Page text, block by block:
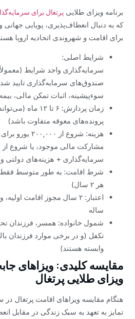
برنامه ویزای طلایی پرتغال برای
که به دنبال انعطاف‌پذیری، پویایی
برای اقامت و شهروندی اتحادیه اروپا
شرایط اصلی:
صندوق‌های سرمایه‌گذاری تایید
سوء‌پیشینه، اثبات تمکن مالی،
زمان پردازش: ۶ تا ۱۲
پرونده‌های معوقه متفاوت باشد)
هزینه: شروع از
سرمایه‌گذاری + هزینه‌های دولتی
هر ۲ سال)
ساله
شمول خانواده: همسر، فرزندان
تکفل (و در برخی موارد فرزندان
وابسته هستند)
مقایسه کلیدی: ویزاهای
ویزای طلایی پرتغال
تمایز به تعهد به سبک زندگی در مقابل